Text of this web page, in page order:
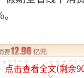
点击查看全文(剩余